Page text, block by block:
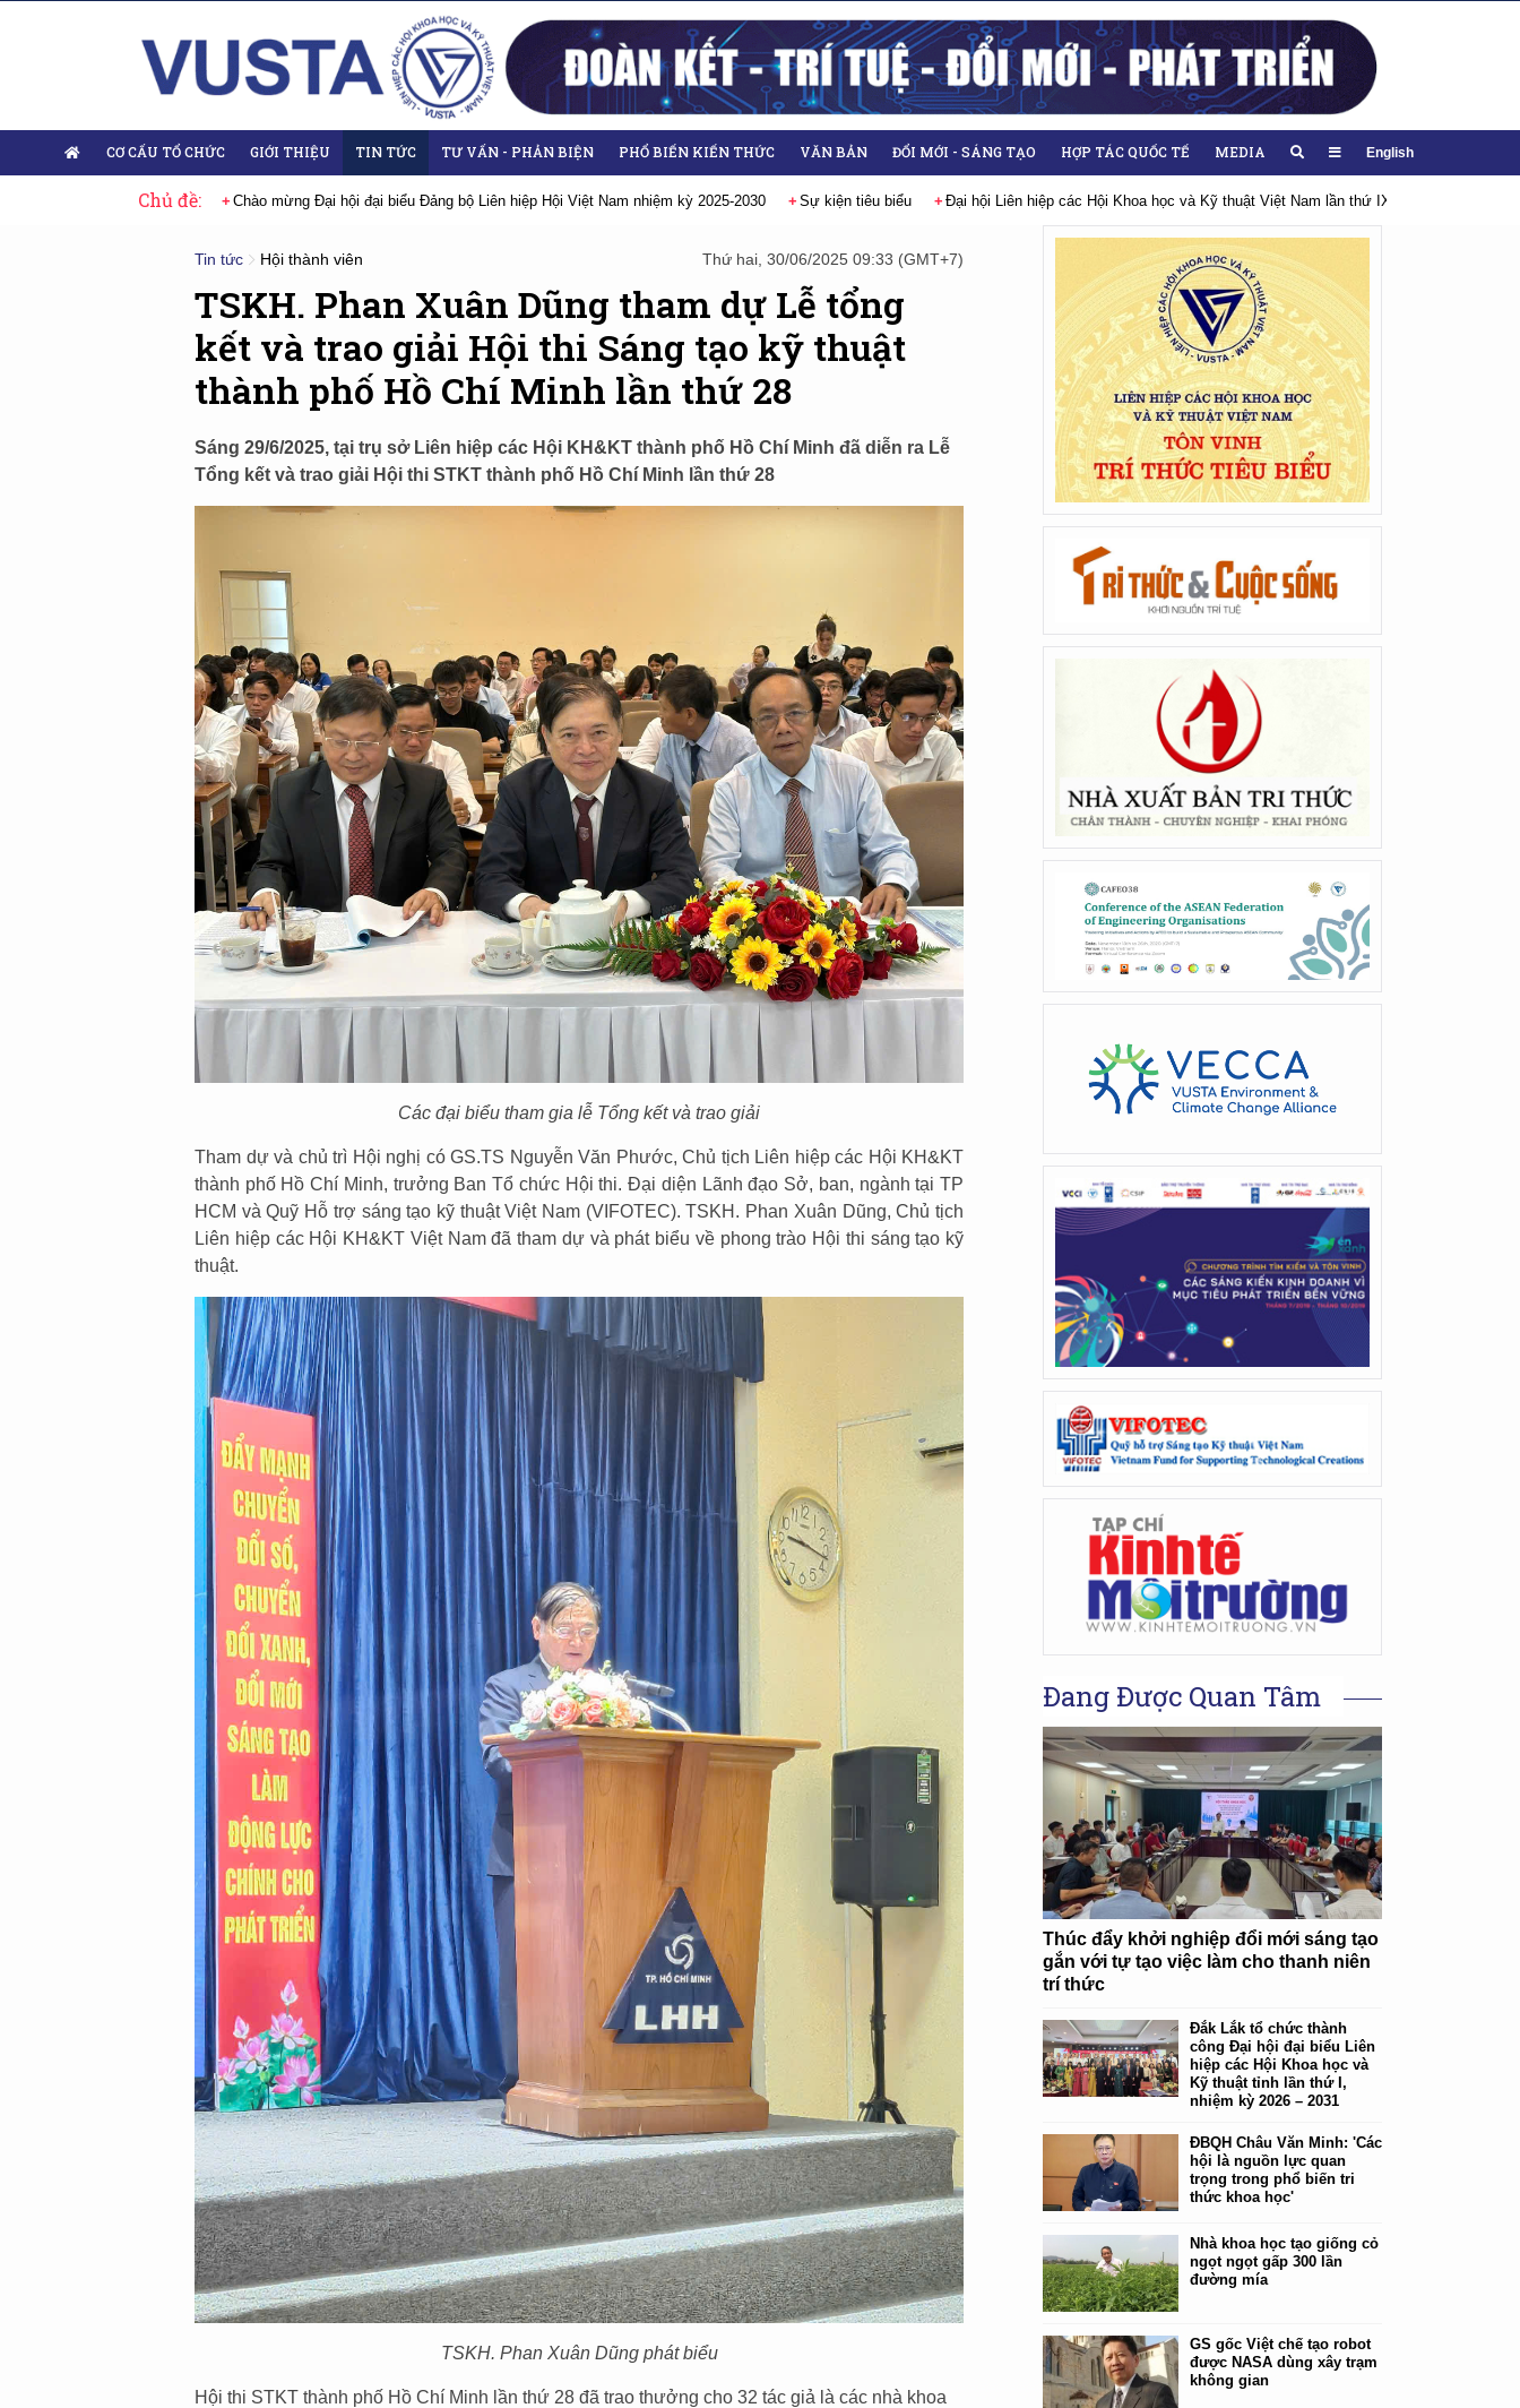
CƠ CẤU TỔ CHỨC GIỚI THIỆU TIN TỨC TƯ VẤN - PHẢN BIỆN PHỔ BIẾN KIẾN THỨC VĂN BẢN ĐỔI MỚI - SÁNG TẠO HỢP TÁC QUỐC TẾ MEDIA English
Chủ đề:
Liên hiệp Hội Việt Nam nhiệm kỳ 2025-2030 Sự kiện tiêu biểu Đại hội Liên hiệp các Hội Khoa học và Kỹ thuật Việt Nam lần thứ IX, nhiệm kỳ 2026-2031 Hướng tới Đại hội lần thứ XIV của Đảng
Tin tức Hội thành viên Thứ hai, 30/06/2025 09:33 (GMT+7)
TSKH. Phan Xuân Dũng tham dự Lễ tổng
kết và trao giải Hội thi Sáng tạo kỹ thuật
thành phố Hồ Chí Minh lần thứ 28
Sáng 29/6/2025, tại trụ sở Liên hiệp các Hội KH&KT thành phố Hồ Chí Minh đã diễn ra Lễ
Tổng kết và trao giải Hội thi STKT thành phố Hồ Chí Minh lần thứ 28
Các đại biểu tham gia lễ Tổng kết và trao giải
Tham dự và chủ trì Hội nghị có GS.TS Nguyễn Văn Phước, Chủ tịch Liên hiệp các Hội KH&KT
thành phố Hồ Chí Minh, trưởng Ban Tổ chức Hội thi. Đại diện Lãnh đạo Sở, ban, ngành tại TP
HCM và Quỹ Hỗ trợ sáng tạo kỹ thuật Việt Nam (VIFOTEC). TSKH. Phan Xuân Dũng, Chủ tịch
Liên hiệp các Hội KH&KT Việt Nam đã tham dự và phát biểu về phong trào Hội thi sáng tạo kỹ
thuật.
TSKH. Phan Xuân Dũng phát biểu
Hội thi STKT thành phố Hồ Chí Minh lần thứ 28 đã trao thưởng cho 32 tác giả là các nhà khoa
Đang Được Quan Tâm
Thúc đẩy khởi nghiệp đổi mới sáng tạo
gắn với tự tạo việc làm cho thanh niên
trí thức
Đắk Lắk tổ chức thành
công Đại hội đại biểu Liên
hiệp các Hội Khoa học và
Kỹ thuật tỉnh lần thứ I,
nhiệm kỳ 2026 – 2031
ĐBQH Châu Văn Minh: 'Các
hội là nguồn lực quan
trọng trong phổ biến tri
thức khoa học'
Nhà khoa học tạo giống cỏ
ngọt ngọt gấp 300 lần
đường mía
GS gốc Việt chế tạo robot
được NASA dùng xây trạm
không gian